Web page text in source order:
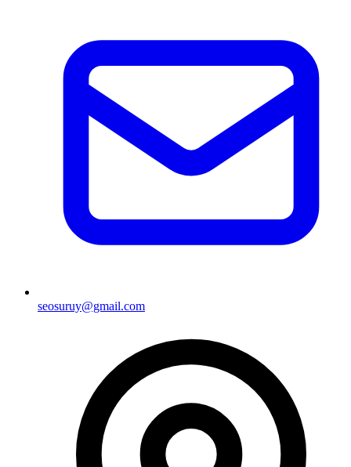
seosuruy@gmail.com